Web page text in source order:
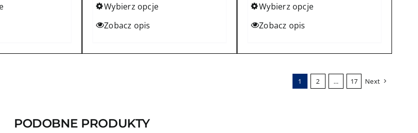
Wybierz opcje
Ten
na
Zobacz opis
Wybierz opcje
Ten
wariantów.
Zobacz opis
1 2 … 17 Next
PODOBNE PRODUKTY